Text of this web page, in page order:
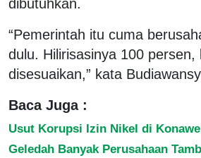
dibutuhkan.
“Pemerintah itu cuma
dulu. Hilirisasinya 100 persen,
disesuaikan,” kata
Baca Juga :
Usut Korupsi Izin Nikel di
Geledah Banyak Perusahaan